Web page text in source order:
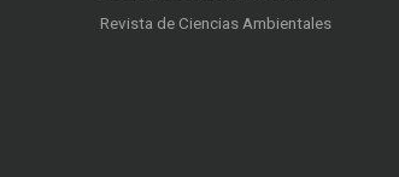
Revista de Ciencias Ambientales